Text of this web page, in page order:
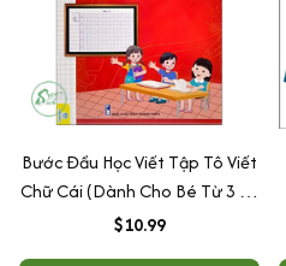
Bước Đầu Học Viết Tập Tô Viết
Chữ Cái (Dành Cho Bé Từ 3 - 6
Tuổi)
$10.99